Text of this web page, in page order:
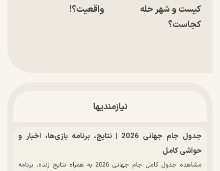
کیست و شهر حله
کجاست؟
واقعیت؟!
نیازمندیها
جدول جام جهانی 2026 | نتایج، برنامه بازی‌ها، اخبار و
حواشی کامل
مشاهده جدول کامل جام جهانی 2026 به همراه نتایج زنده، برنامه